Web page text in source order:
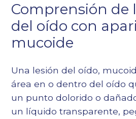
Comprensión de
del oído con
mucoide
Una lesión del oído,
área en o dentro del oído
un punto dolorido o
un líquido transparente,
Epígrafe 6